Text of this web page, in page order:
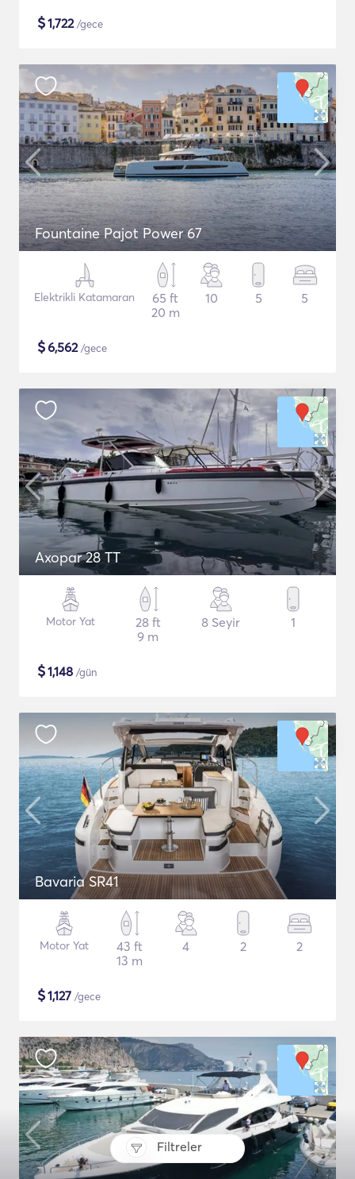
Filtreler
$1,722/gece
Fountaine Pajot Power 67
Elektrikli Katamaran
65 ft
20 m
10 5 5
$6,562/gece
Axopar 28 TT
Motor Yat
28 ft
9 m
8 Seyir 1
$1,148 /gün
Bavaria SR41
Motor Yat
43 ft
13 m
4 2 2
$1,127 /gece